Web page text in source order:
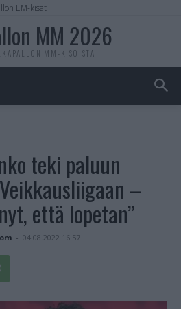
EM-kisat
MM 2026
MM-KISOISTA
teki paluun
–
että lopetan”
- 04.08.2022 16:57